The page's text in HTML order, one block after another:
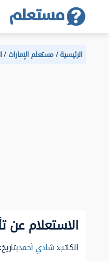
الرئيسية مستعلم الإمارات
الاستعلام عن
الكاتب:شادي أحمدبتاريخ: 30 ديسمبر